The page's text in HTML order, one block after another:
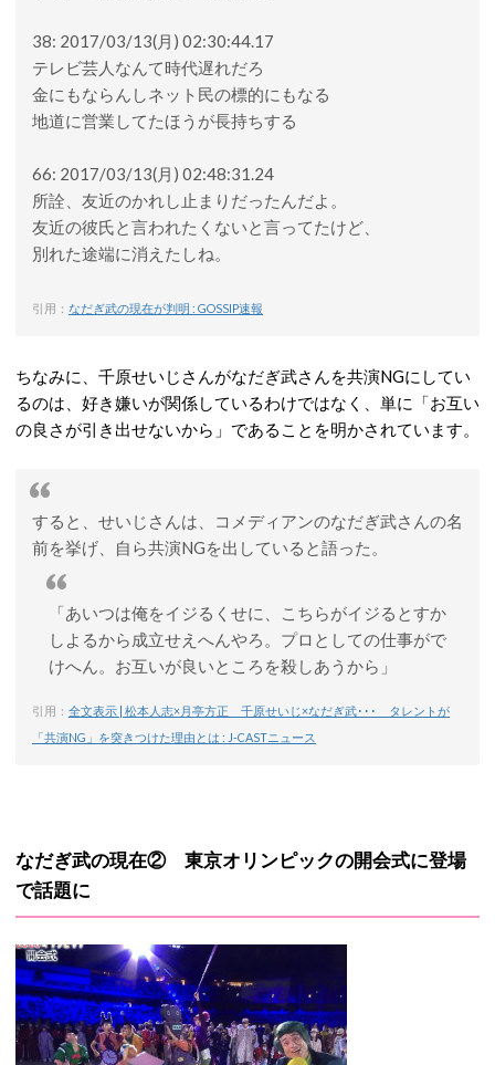
38: 2017/03/13(月) 02:30:44.17
テレビ芸人なんて時代遅れだろ
金にもならんしネット民の標的にもなる
地道に営業してたほうが長持ちする
66: 2017/03/13(月) 02:48:31.24
所詮、友近のかれし止まりだったんだよ。
友近の彼氏と言われたくないと言ってたけど、
別れた途端に消えたしね。
引用： なだぎ武の現在が判明 : GOSSIP速報
ちなみに、千原せいじさんがなだぎ武さんを共演NGにしてい
るのは、好き嫌いが関係しているわけではなく、単に「お互い
の良さが引き出せないから」であることを明かされています。
すると、せいじさんは、コメディアンのなだぎ武さんの名
前を挙げ、自ら共演NGを出していると語った。
「あいつは俺をイジるくせに、こちらがイジるとすか
しよるから成立せえへんやろ。プロとしての仕事がで
けへん。お互いが良いところを殺しあうから」
引用： 全文表示 | 松本人志×月亭方正 千原せいじ×なだぎ武･･･ タレントが
「共演NG」を突きつけた理由とは : J-CASTニュース
なだぎ武の現在② 東京オリンピックの開会式に登場
で話題に